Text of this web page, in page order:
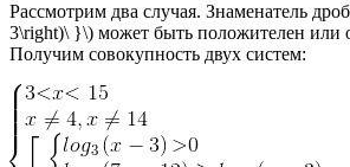
Рассмотрим два случая. Знаменатель
3\right)\ }\) может быть положителен или
Получим совокупность двух систем: